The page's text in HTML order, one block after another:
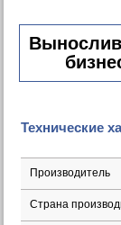
Технические
Производитель
Страна